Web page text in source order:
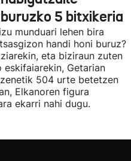
5 bitxikeria
munduari lehen bira
handi honi buruz?
eta biziraun zuten
eskifaiarekin, Getarian
504 urte betetzen
Elkanoren figura
ekarri nahi dugu.